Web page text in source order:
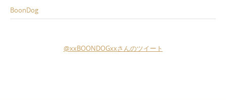
BoonDog
@xxBOONDOGxxさんのツイート